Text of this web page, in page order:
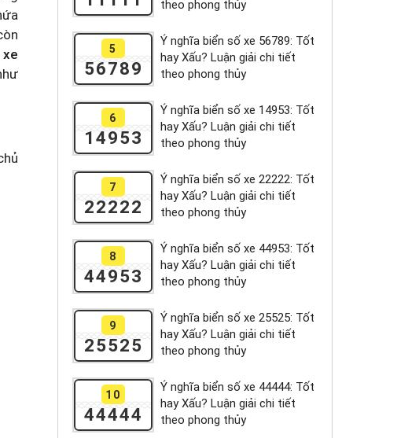
xe
theo phong thủy
5
56789
Ý nghĩa biển số xe 56789: Tốt
hay Xấu? Luận giải chi tiết
theo phong thủy
6
14953
Ý nghĩa biển số xe 14953: Tốt
hay Xấu? Luận giải chi tiết
theo phong thủy
7
22222
Ý nghĩa biển số xe 22222: Tốt
hay Xấu? Luận giải chi tiết
theo phong thủy
8
44953
Ý nghĩa biển số xe 44953: Tốt
hay Xấu? Luận giải chi tiết
theo phong thủy
9
25525
Ý nghĩa biển số xe 25525: Tốt
hay Xấu? Luận giải chi tiết
theo phong thủy
10
44444
Ý nghĩa biển số xe 44444: Tốt
hay Xấu? Luận giải chi tiết
theo phong thủy